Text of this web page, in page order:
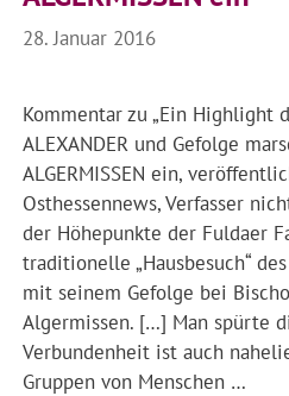
28. Januar 2016
Kommentar zu „Ein Highlight
ALEXANDER und Gefolge
ALGERMISSEN ein,
Osthessennews, Verfasser
der Höhepunkte der Fuldaer
traditionelle „Hausbesuch“
mit seinem Gefolge bei
Algermissen. […] Man spürte
Verbundenheit ist auch
Gruppen von Menschen …